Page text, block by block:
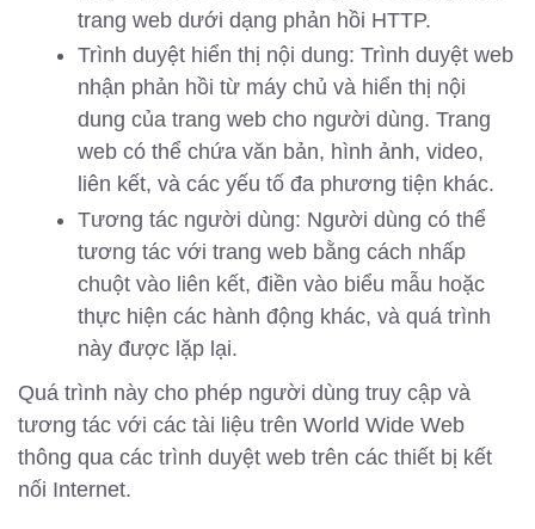
trang web dưới dạng phản hồi HTTP.
Trình duyệt hiển thị nội dung: Trình duyệt web
nhận phản hồi từ máy chủ và hiển thị nội
dung của trang web cho người dùng. Trang
web có thể chứa văn bản, hình ảnh, video,
liên kết, và các yếu tố đa phương tiện khác.
Tương tác người dùng: Người dùng có thể
tương tác với trang web bằng cách nhấp
chuột vào liên kết, điền vào biểu mẫu hoặc
thực hiện các hành động khác, và quá trình
này được lặp lại.
Quá trình này cho phép người dùng truy cập và
tương tác với các tài liệu trên World Wide Web
thông qua các trình duyệt web trên các thiết bị kết
nối Internet.